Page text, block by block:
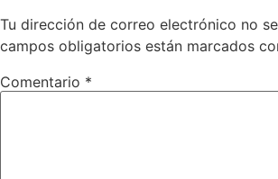
Tu dirección de correo electrónico no
campos obligatorios están marcados
Comentario *